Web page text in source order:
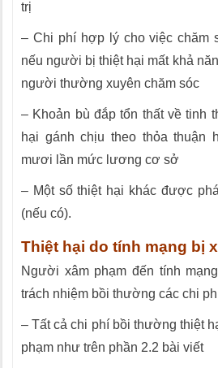
trị
– Chi phí hợp lý cho việc chăm
nếu người bị thiệt hại mất khả
người thường xuyên chăm sóc
– Khoản bù đắp tổn thất về tinh
hại gánh chịu theo thỏa thuận
mươi lần mức lương cơ sở
– Một số thiệt hại khác được
(nếu có).
Thiệt hại do tính mạng bị
Người xâm phạm đến tính
trách nhiệm bồi thường các chi
– Tất cả chi phí bồi thường thiệt
phạm như trên phần 2.2 bài viết